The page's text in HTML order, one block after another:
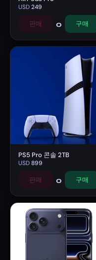
USD249
판매 0 구매
PS5 Pro 콘솔 2TB
USD899
판매 0 구매